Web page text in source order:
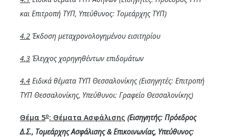
και Επιτροπή ΤΥΠ, Υπεύθυνος: Τομεάρχης ΤΥΠ)
4.2 Έκδοση μεταχρονολογημένου εισιτηρίου
4.3 Έλεγχος χορηγηθέντων επιδομάτων
4.4 Ειδικά θέματα ΤΥΠ Θεσσαλονίκης (Εισηγητές: Επιτροπή
ΤΥΠ Θεσσαλονίκης, Υπεύθυνοι: Γραφείο Θεσσαλονίκης)
Θέμα 5ο: Θέματα Ασφάλισης (Εισηγητής: Πρόεδρος
Δ.Σ., Τομεάρχης Ασφάλισης & Επικοινωνίας, Υπεύθυνος: